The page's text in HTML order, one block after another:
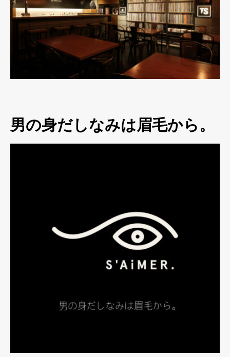
男の身だしなみは眉毛から。